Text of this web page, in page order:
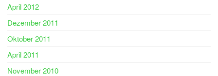
April 2012
Dezember 2011
Oktober 2011
April 2011
November 2010